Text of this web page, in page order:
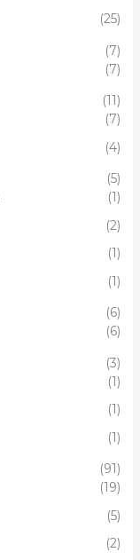
(25)
(7)
(7)
(11)
(7)
(4)
(5)
(1)
(2)
(1)
(1)
(6)
(6)
(3)
(1)
(1)
(1)
(91)
(19)
(5)
(2)